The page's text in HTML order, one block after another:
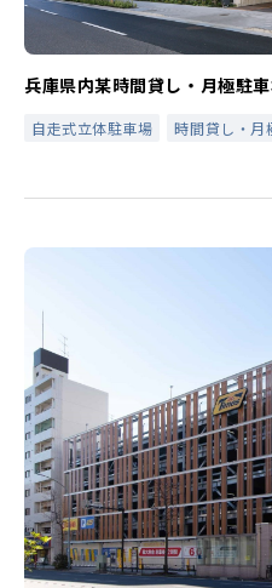
兵庫県内某時間貸し・月極駐
自走式立体駐車場 時間貸し・月